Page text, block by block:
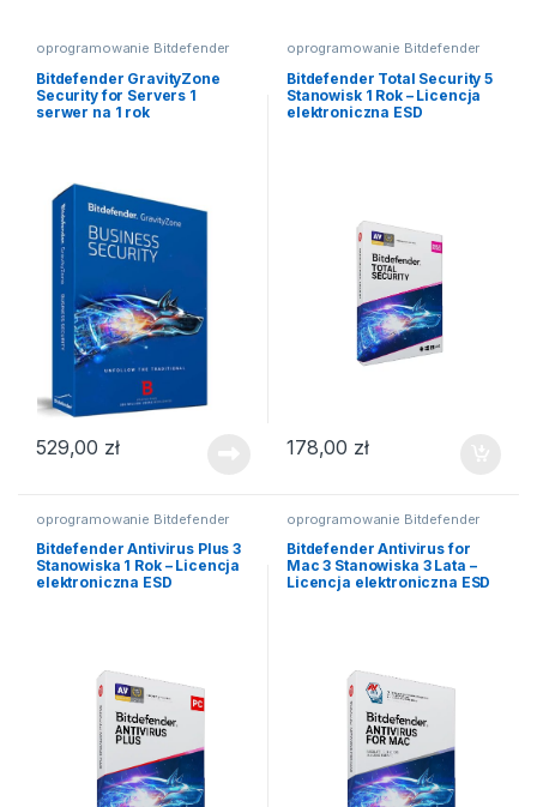
oprogramowanie Bitdefender
Bitdefender GravityZone
Security for Servers 1
serwer na 1 rok
529,00 zł
oprogramowanie Bitdefender
Bitdefender Total Security 5
Stanowisk 1 Rok – Licencja
elektroniczna ESD
178,00 zł
oprogramowanie Bitdefender
Bitdefender Antivirus Plus 3
Stanowiska 1 Rok – Licencja
elektroniczna ESD
oprogramowanie Bitdefender
Bitdefender Antivirus for
Mac 3 Stanowiska 3 Lata –
Licencja elektroniczna ESD